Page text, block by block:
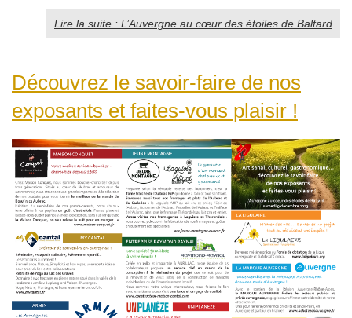
Lire la suite : L’Auvergne au cœur des étoiles de Baltard
Découvrez le savoir-faire de nos
exposants et faites-vous plaisir !